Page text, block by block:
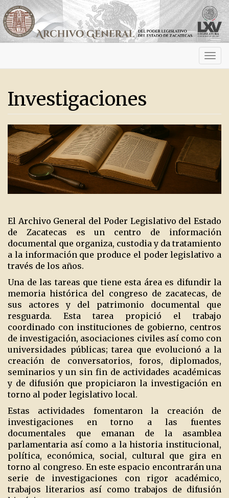
Investigaciones
El Archivo General del Poder Legislativo del Estado
de Zacatecas es un centro de información
documental que organiza, custodia y da tratamiento
a la información que produce el poder legislativo a
través de los años.
Una de las tareas que tiene esta área es difundir la
memoria histórica del congreso de zacatecas, de
sus actores y del patrimonio documental que
resguarda. Esta tarea propició el trabajo
coordinado con instituciones de gobierno, centros
de investigación, asociaciones civiles así como con
universidades públicas; tarea que evolucionó a la
creación de conversatorios, foros, diplomados,
seminarios y un sin fin de actividades académicas
y de difusión que propiciaron la investigación en
torno al poder legislativo local.
Estas actividades fomentaron la creación de
investigaciones en torno a las fuentes
documentales que emanan de la asamblea
parlamentaria así como a la historia institucional,
política, económica, social, cultural que gira en
torno al congreso. En este espacio encontrarán una
serie de investigaciones con rigor académico,
trabajos literarios así como trabajos de difusión